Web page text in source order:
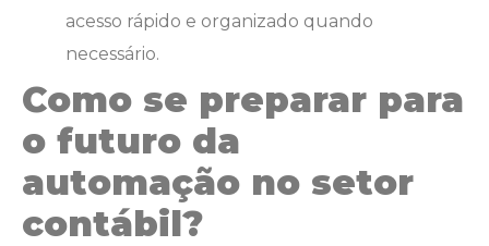
acesso rápido e organizado quando
necessário.
Como se preparar para
o futuro da
automação no setor
contábil?